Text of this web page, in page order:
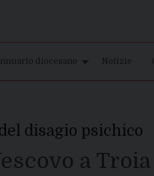
diocesano Notizie
disagio psichico
a Troia